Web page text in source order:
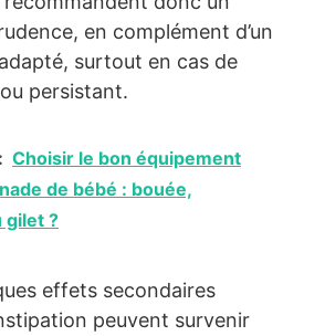
en complément d’un
surtout en cas de
persistant.
Choisir le bon équipement
de bébé : bouée,
gilet ?
effets secondaires
peuvent survenir